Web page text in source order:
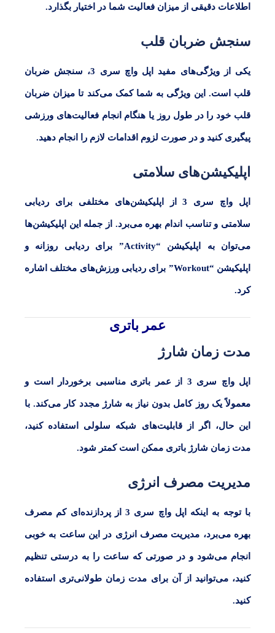
اطلاعات دقیقی از میزان فعالیت شما در اختیار بگذارد.
سنجش ضربان قلب
یکی از ویژگی‌های مفید اپل واچ سری 3، سنجش ضربان
قلب است. این ویژگی به شما کمک می‌کند تا میزان ضربان
قلب خود را در طول روز یا هنگام انجام فعالیت‌های ورزشی
پیگیری کنید و در صورت لزوم اقدامات لازم را انجام دهید.
اپلیکیشن‌های سلامتی
اپل واچ سری 3از اپلیکیشن‌های مختلفی برای ردیابی
سلامتی و تناسب اندام بهره می‌برد. از جمله این اپلیکیشن‌ها
می‌توان به اپلیکیشن “Activity” برای ردیابی روزانه و
اپلیکیشن “Workout” برای ردیابی ورزش‌های مختلف اشاره
کرد.
عمر باتری
مدت زمان شارژ
اپل واچ سری 3 از عمر باتری مناسبی برخوردار است و
معمولاً یک روز کامل بدون نیاز به شارژ مجدد کار می‌کند. با
این حال، اگر از قابلیت‌های شبکه سلولی استفاده کنید،
مدت زمان شارژ باتری ممکن است کمتر شود.
مدیریت مصرف انرژی
با توجه به اینکه اپل واچ سری 3 از پردازنده‌ای کم مصرف
بهره می‌برد، مدیریت مصرف انرژی در این ساعت به خوبی
انجام می‌شود و در صورتی که ساعت را به درستی تنظیم
کنید، می‌توانید از آن برای مدت زمان طولانی‌تری استفاده
کنید.